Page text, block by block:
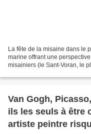
La fête de la misaine dans le
marine offrant une
misainiers (le Sant-Voran, le
Van Gogh,
ils les seuls à être
artiste peintre